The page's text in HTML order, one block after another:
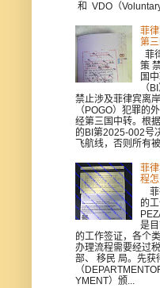
和 VDO（
菲
第三
菲
策
国
（
禁止涉及菲律宾离
（POGO）犯罪的
经第三国中转。根
的BI第2025-002号
飞航线，否则所有
菲
程
菲
的
是
的工作签证，各个
办理流程需要经过
部、 移民 局。先获
（
YMENT）颁...